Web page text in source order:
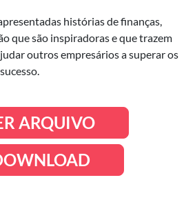
histórias de finanças,
que são inspiradoras e que trazem
outros empresários a superar os
ARQUIVO